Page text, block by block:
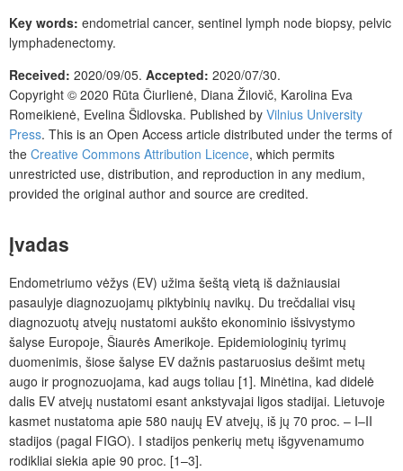
Key words: endometrial cancer, sentinel lymph node biopsy, pelvic
lymphadenectomy.
Received: 2020/09/05. Accepted: 2020/07/30.
Copyright © 2020 Rūta Čiurlienė, Diana Žilovič, Karolina Eva
Romeikienė, Evelina Šidlovska. Published by Vilnius University
Press. This is an Open Access article distributed under the terms of
the Creative Commons Attribution Licence, which permits
unrestricted use, distribution, and reproduction in any medium,
provided the original author and source are credited.
Įvadas
Endometriumo vėžys (EV) užima šeštą vietą iš dažniausiai
pasaulyje diagnozuojamų piktybinių navikų. Du trečdaliai visų
diagnozuotų atvejų nustatomi aukšto ekonominio išsivystymo
šalyse Europoje, Šiaurės Amerikoje. Epidemiologinių tyrimų
duomenimis, šiose šalyse EV dažnis pastaruosius dešimt metų
augo ir prognozuojama, kad augs toliau [1]. Minėtina, kad didelė
dalis EV atvejų nustatomi esant ankstyvajai ligos stadijai. Lietuvoje
kasmet nustatoma apie 580 naujų EV atvejų, iš jų 70 proc. – I–II
stadijos (pagal FIGO). I stadijos penkerių metų išgyvenamumo
rodikliai siekia apie 90 proc. [1–3].